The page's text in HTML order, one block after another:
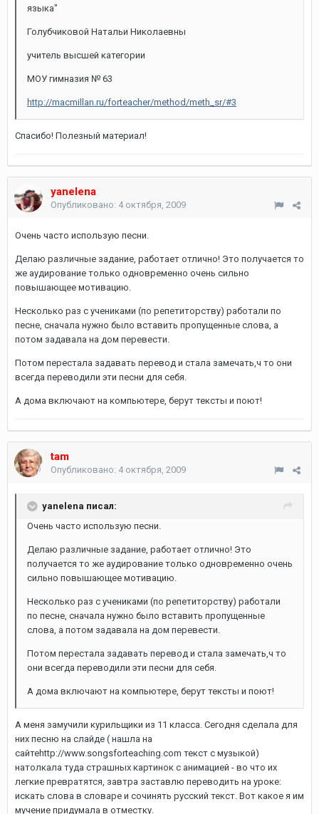
языка"
Голубчиковой Натальи Николаевны
учитель высшей категории
МОУ гимназия № 63
http://macmillan.ru/forteacher/method/meth_sr/#3
Спасибо! Полезный материал!
yanelena
Опубликовано: 4 октября, 2009
Очень часто использую песни.
Делаю различные задание, работает отлично! Это получается то
же аудирование только одновременно очень сильно
повышающее мотивацию.
Несколько раз с учениками (по репетиторству) работали по
песне, сначала нужно было вставить пропущенные слова, а
потом задавала на дом перевести.
Потом перестала задавать перевод и стала замечать,ч то они
всегда переводили эти песни для себя.
А дома включают на компьютере, берут тексты и поют!
tam
Опубликовано: 4 октября, 2009
yanelena писал:
Очень часто использую песни.
Делаю различные задание, работает отлично! Это
получается то же аудирование только одновременно очень
сильно повышающее мотивацию.
Несколько раз с учениками (по репетиторству) работали
по песне, сначала нужно было вставить пропущенные
слова, а потом задавала на дом перевести.
Потом перестала задавать перевод и стала замечать,ч то
они всегда переводили эти песни для себя.
А дома включают на компьютере, берут тексты и поют!
А меня замучили курильщики из 11 класса. Сегодня сделала для
них песню на слайде ( нашла на
сайтеhttp://www.songsforteaching.com текст с музыкой)
натолкала туда страшных картинок с анимацией - во что их
легкие превратятся, завтра заставлю переводить на уроке:
искать слова в словаре и сочинять русский текст. Вот какое я им
мучение придумала в отместку.